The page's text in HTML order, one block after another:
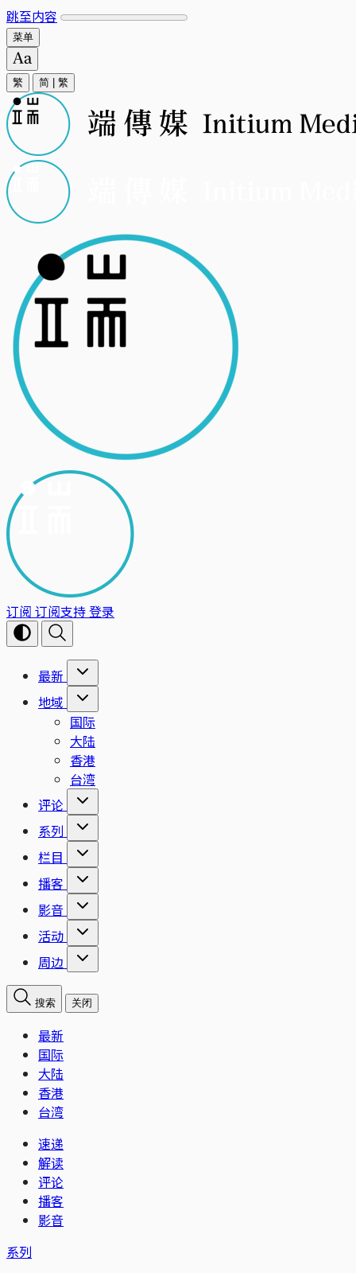
跳至内容
菜单
繁 简 繁
订阅 订阅支持登录
最新
地域
国际
大陆
香港
台湾
评论
系列
栏目
播客
影音
活动
周边
搜索 关闭
最新
国际
大陆
香港
台湾
速递
解读
评论
播客
影音
系列